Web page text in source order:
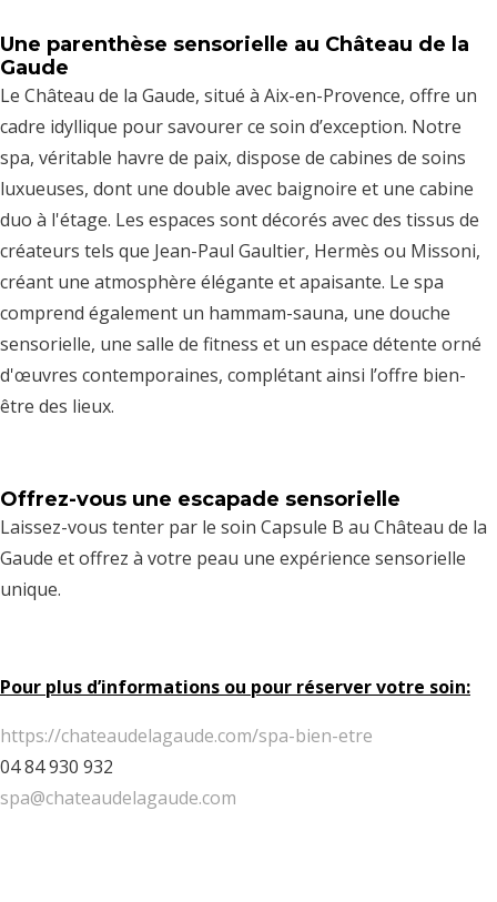
Une parenthèse sensorielle au Château de la
Gaude
Le Château de la Gaude, situé à Aix-en-Provence, offre un
cadre idyllique pour savourer ce soin d’exception. Notre
spa, véritable havre de paix, dispose de cabines de soins
luxueuses, dont une double avec baignoire et une cabine
duo à l'étage. Les espaces sont décorés avec des tissus de
créateurs tels que Jean-Paul Gaultier, Hermès ou Missoni,
créant une atmosphère élégante et apaisante. Le spa
comprend également un hammam-sauna, une douche
sensorielle, une salle de fitness et un espace détente orné
d'œuvres contemporaines, complétant ainsi l’offre bien-
être des lieux.
Offrez-vous une escapade sensorielle
Laissez-vous tenter par le soin Capsule B au Château de la
Gaude et offrez à votre peau une expérience sensorielle
unique.
Pour plus d’informations ou pour réserver votre soin:
https://chateaudelagaude.com/spa-bien-etre
04 84 930 932
spa@chateaudelagaude.com